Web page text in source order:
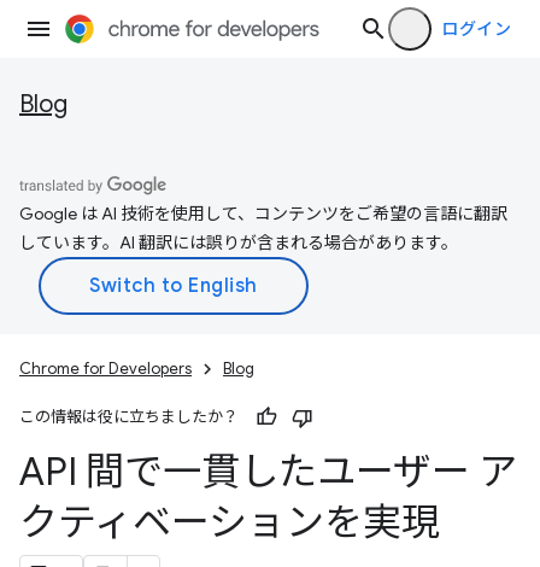
ログイン
Blog
Google は AI 技術を使用して、コンテンツをご希望の言語に翻訳
しています。AI 翻訳には誤りが含まれる場合があります。
Chrome for Developers Blog
この情報は役に立ちましたか？
API 間で一貫したユーザー ア
クティベーションを実現